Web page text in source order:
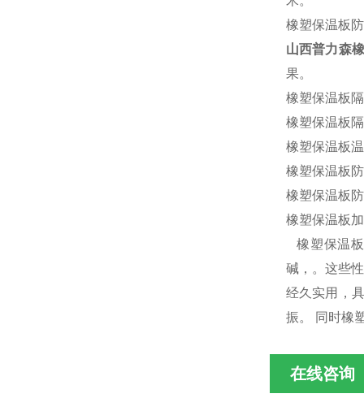
橡塑保温板
山西普力森
果。
橡塑保温板
橡塑保温板
橡塑保温板
橡塑保温板
橡塑保温板
橡塑保温板
橡塑保温
碱，。这些
经久实用，
振。 同时橡
在线咨询